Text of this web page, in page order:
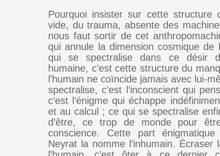
Pourquoi insister sur cette structure
vide, du trauma, absente des
nous faut sortir de cet
qui annule la dimension cosmique de
qui se spectralise dans ce désir
humaine, c’est cette structure du
l’humain ne coïncide jamais avec lui-
spectralise, c’est l’inconscient qui
c’est l’énigme qui échappe
et au calcul ; ce qui se spectralise
d’être, ce trop de monde pour
conscience. Cette part
Neyrat la nomme l’inhumain. Écraser